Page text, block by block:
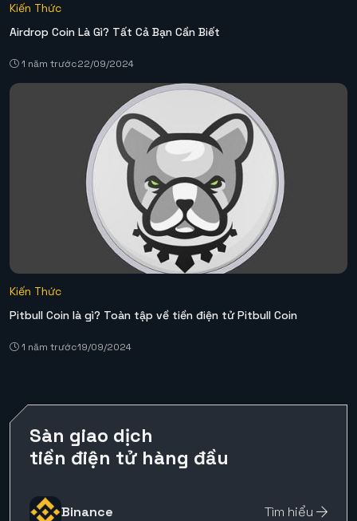
Kiến Thức
Airdrop Coin Là Gì? Tất Cả Bạn Cần Biết
1 năm trước22/09/2024
Kiến Thức
Pitbull Coin là gì? Toàn tập về tiền điện tử Pitbull Coin
1 năm trước19/09/2024
Sàn giao dịch
tiền điện tử hàng đầu
Binance Tìm hiểu